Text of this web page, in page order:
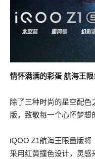
情怀满满的彩蛋 航海王
除了三种时尚的星空配
版，致敬每一个心怀梦想
iQOO Z1航海王限量版将
采用红黄撞色设计，灵感